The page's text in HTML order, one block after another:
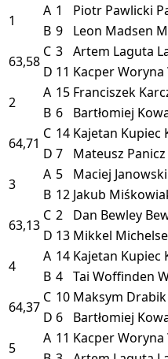
1
A 1 Piotr Pawlicki
B 9 Leon Madsen
63,58
C 3 Artem Laguta
D 11 Kacper Woryna
2
A 15 Franciszek
B 6 Bartłomiej
64,71
C 14 Kajetan Kupiec
D 7 Mateusz Panicz
3
A 5 Maciej Janowski
B 12 Jakub
63,13
C 2 Dan Bewley
D 13 Mikkel
4
A 14 Kajetan Kupiec
B 4 Tai Woffinden
64,37
C 10 Maksym Drabik
D 6 Bartłomiej
5
A 11 Kacper Woryna